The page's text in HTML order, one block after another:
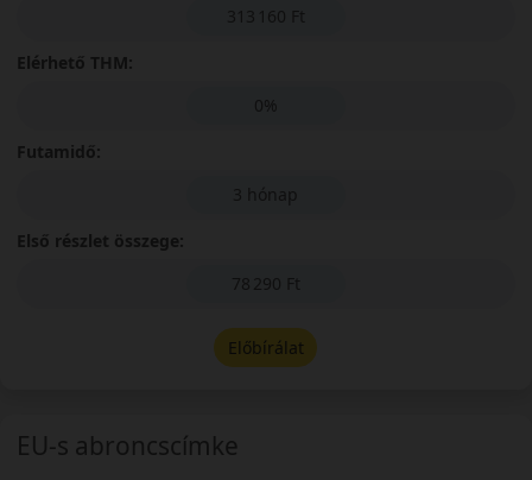
313 160 Ft
Elérhető THM:
0%
Futamidő:
3 hónap
Első részlet összege:
78 290 Ft
Előbírálat
EU-s abroncscímke